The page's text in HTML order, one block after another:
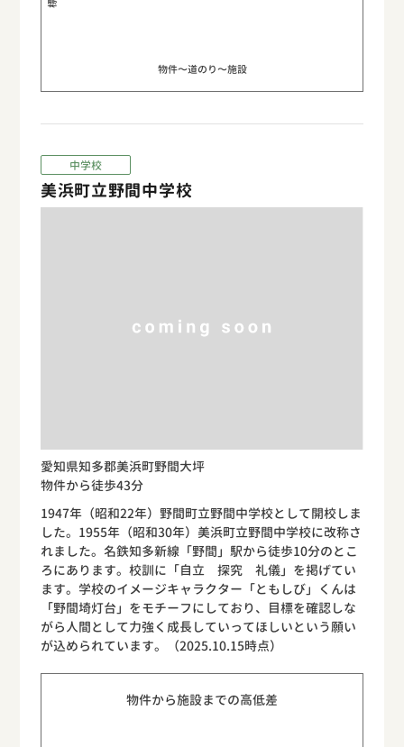
物件〜道のり〜施設
中学校
美浜町立野間中学校
愛知県知多郡美浜町野間大坪
物件から徒歩43分
1947年（昭和22年）野間町立野間中学校として開校しま
した。1955年（昭和30年）美浜町立野間中学校に改称さ
れました。名鉄知多新線「野間」駅から徒歩10分のとこ
ろにあります。校訓に「自立 探究 礼儀」を掲げてい
ます。学校のイメージキャラクター「ともしび」くんは
「野間埼灯台」をモチーフにしており、目標を確認しな
がら人間として力強く成長していってほしいという願い
が込められています。（2025.10.15時点）
物件から施設までの高低差